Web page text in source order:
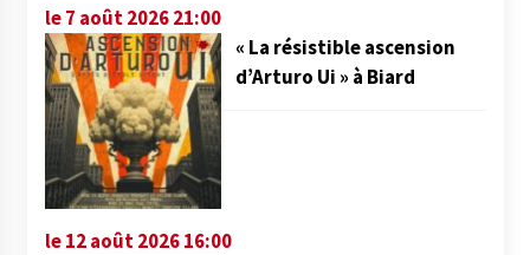
le 7 août 2026 21:00
« La résistible ascension
d’Arturo Ui » à Biard
le 12 août 2026 16:00